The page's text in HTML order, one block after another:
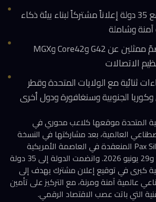
الإمارات وقّعت مع 35 دولة إعلاناً مشتركاً لبناء بيئة ذكاء
وشاملة
الوفد الإماراتي ضمّ ممثلين عن G42 وCore42 وMGX
الاتصالات
ثنائية مع الولايات المتحدة وقطر
وكوريا الجنوبية وسنغافورة ودول أخرى
المتحدة موقعها كلاعب محوري في
العالمية، بعد مشاركتها في النسخة
الثانية من قمة Pax Silica المنعقدة في العاصمة الأمريكية
واشنطن يومي 28 و29 يونيو 2026. وانضمت الدولة إلى 35 دولة
كبرى في توقيع إعلان مشترك يهدف إلى
عالمية آمنة ومرنة، مع التركيز على تأمين
التي باتت عصب الاقتصاد الرقمي.